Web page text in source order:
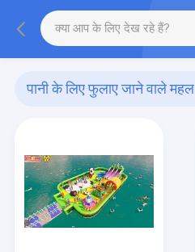
पानी के लिए फुलाए जाने वाले महल